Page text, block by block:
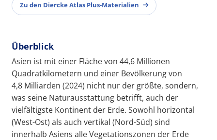
Zu den Diercke Atlas Plus-Materialien
Überblick
Asien ist mit einer Fläche von 44,6 Millionen
Quadratkilometern und einer Bevölkerung von
4,8 Milliarden (2024) nicht nur der größte, sondern,
was seine Naturausstattung betrifft, auch der
vielfältigste Kontinent der Erde. Sowohl horizontal
(West-Ost) als auch vertikal (Nord-Süd) sind
innerhalb Asiens alle Vegetationszonen der Erde